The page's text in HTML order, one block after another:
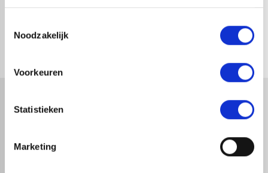
Noodzakelijk
Voorkeuren
Statistieken
Marketing
3DS CORTEX Ø100MM H.O.H.
1-4 dagen levertijd
3DS CORTEX Ø80MM H.O.H.